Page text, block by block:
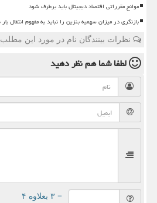
موانع مقرراتی اقتصاد دیجیتال باید برطرف شود
بازنگری در میزان سهمیه بنزین را نباید به مفهوم انتقال
نظرات بینندگان نام در مورد این مطلب
لطفا شما همنظر دهید
= ۳ بعلاوه ۴